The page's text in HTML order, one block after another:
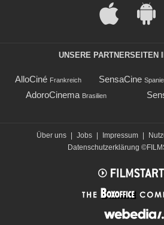
UNSERE PARTNERSEITEN
AlloCiné Frankreich SensaCine
AdoroCinema Brasilien
Über uns | Jobs | Impressum |
Datenschutzerklärung